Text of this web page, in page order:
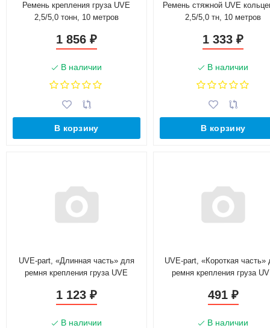
Ремень крепления груза UVE
2,5/5,0 тонн, 10 метров
1 856 ₽
В наличии
В корзину
Ремень стяжной UVE
2,5/5,0 тн, 10 метров
1 333₽
В наличии
В корзину
UVE-part, «Длинная часть» для
ремня крепления груза UVE
1 123 ₽
В наличии
UVE-part, «Короткая часть»
ремня крепления груза
491 ₽
В наличии